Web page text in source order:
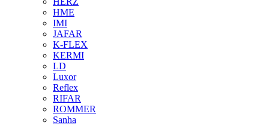
HME
IMI
JAFAR
K-FLEX
KERMI
LD
Luxor
Reflex
RIFAR
ROMMER
Sanha